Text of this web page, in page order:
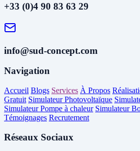
+33 (0)4 90 83 63 29
info@sud-concept.com
Navigation
Accueil Blogs Services À Propos
Gratuit Simulateur Photovoltaïque
Simulateur Pompe à chaleur Simulateur
Témoignages Recrutement
Réseaux Sociaux